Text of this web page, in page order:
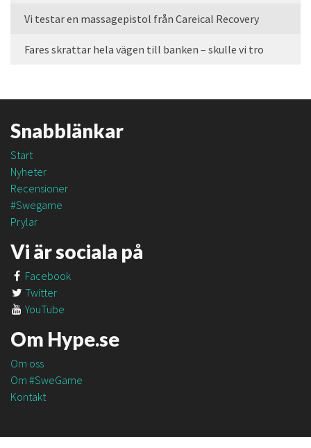
Vi testar en massagepistol från Careical Recovery
Fares skrattar hela vägen till banken – skulle vi tro
Snabblänkar
Start
Nyheter
Recensioner
#Swegame
Prylar
Vi är sociala på
Facebook
Twitter
YouTube
Om Hype.se
Om oss
Om #SweGame
Kontakt